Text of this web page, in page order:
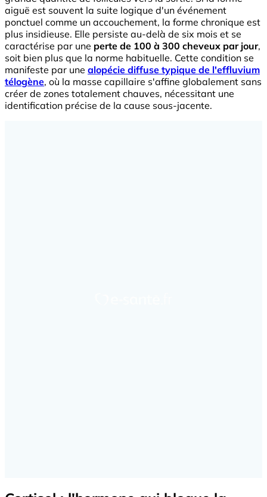
aiguë est souvent la suite logique d'un événement
ponctuel comme un accouchement, la forme chronique est
plus insidieuse. Elle persiste au-delà de six mois et se
caractérise par une perte de 100 à 300 cheveux par jour,
soit bien plus que la norme habituelle. Cette condition se
manifeste par une alopécie diffuse typique de l'effluvium
télogène, où la masse capillaire s'affine globalement sans
créer de zones totalement chauves, nécessitant une
identification précise de la cause sous-jacente.